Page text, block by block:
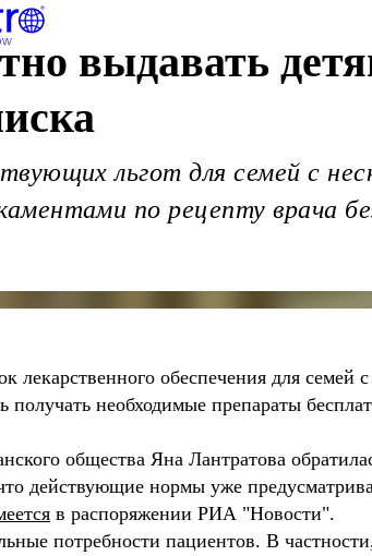
выдавать
льгот для семей с
по рецепту врача
обеспечения для семей
необходимые препараты
общества Яна Лантратова
действующие нормы уже
в распоряжении РИА "Новости".
потребности пациентов. В